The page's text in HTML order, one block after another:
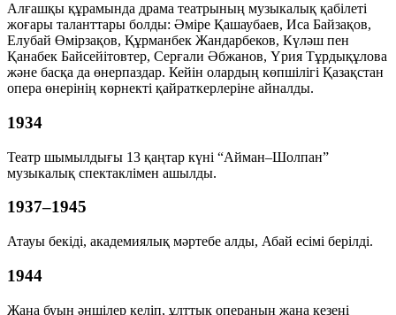
Алғашқы құрамында драма театрының музыкалық қабілеті
жоғары таланттары болды: Әміре Қашаубаев, Иса Байзақов,
Елубай Өмірзақов, Құрманбек Жандарбеков, Күләш пен
Қанабек Байсейітовтер, Серғали Әбжанов, Үрия Тұрдықұлова
және басқа да өнерпаздар. Кейін олардың көпшілігі Қазақстан
опера өнерінің көрнекті қайраткерлеріне айналды.
1934
Театр шымылдығы 13 қаңтар күні “Айман–Шолпан”
музыкалық спектаклімен ашылды.
1937–1945
Атауы бекіді, академиялық мәртебе алды, Абай есімі берілді.
1944
Жаңа буын әншілер келіп, ұлттық операның жаңа кезеңі